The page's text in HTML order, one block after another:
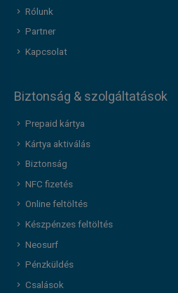
Rólunk
Partner
Kapcsolat
Biztonság & szolgáltatások
Prepaid kártya
Kártya aktiválás
Biztonság
NFC fizetés
Online feltöltés
Készpénzes feltöltés
Neosurf
Pénzküldés
Csalások